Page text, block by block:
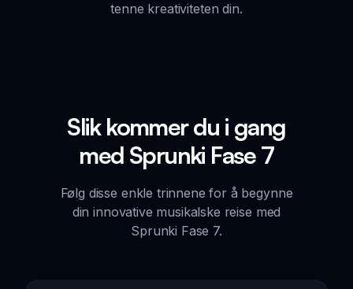
tenne kreativiteten din.
Slik kommer du i gang
med Sprunki Fase 7
Følg disse enkle trinnene for å begynne
din innovative musikalske reise med
Sprunki Fase 7.